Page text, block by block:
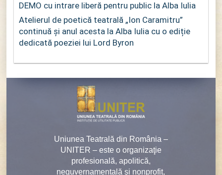
DEMO cu intrare liberă pentru public la Alba Iulia
Atelierul de poetică teatrală „Ion Caramitru”
continuă și anul acesta la Alba Iulia cu o ediție
dedicată poeziei lui Lord Byron
Uniunea Teatrală din România –
UNITER – este o organizaţie
profesională, apolitică,
neguvernamentală şi nonprofit,